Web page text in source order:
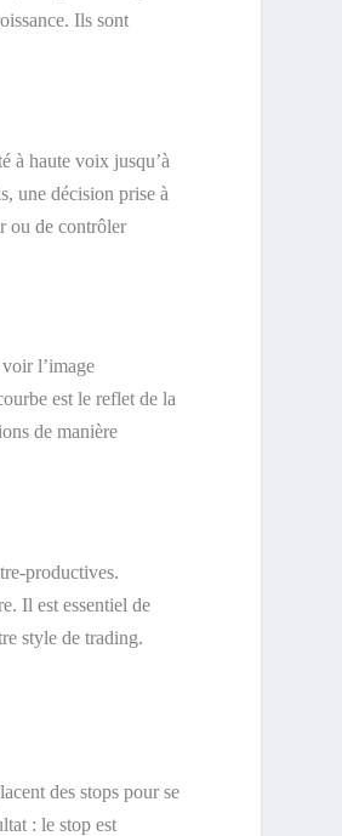
Ils sont
à haute voix jusqu’à
une décision prise à
ou de contrôler
l’image
est le reflet de la
de manière
productives.
Il est essentiel de
style de trading.
des stops pour se
: le stop est